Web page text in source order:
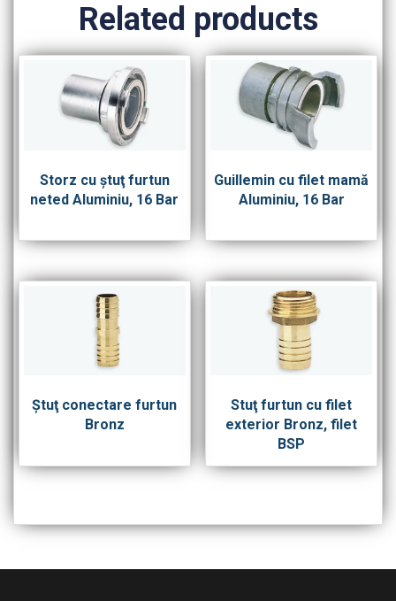
Related products
Storz cu ştuţ furtun
neted Aluminiu, 16 Bar
Guillemin cu filet mamă
Aluminiu, 16 Bar
Ştuţ conectare furtun
Bronz
Stuţ furtun cu filet
exterior Bronz, filet
BSP